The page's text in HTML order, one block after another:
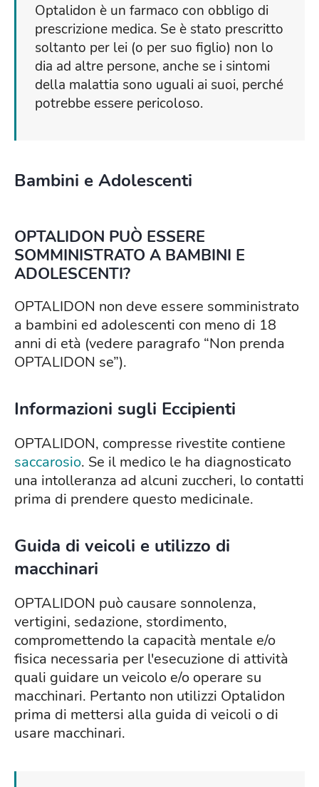
Optalidon è un farmaco con obbligo di
prescrizione medica. Se è stato prescritto
soltanto per lei (o per suo figlio) non lo
dia ad altre persone, anche se i sintomi
della malattia sono uguali ai suoi, perché
potrebbe essere pericoloso.
Bambini e Adolescenti
OPTALIDON PUÒ ESSERE
SOMMINISTRATO A BAMBINI E
ADOLESCENTI?
OPTALIDON non deve essere somministrato
a bambini ed adolescenti con meno di 18
anni di età (vedere paragrafo “Non prenda
OPTALIDON se”).
Informazioni sugli Eccipienti
OPTALIDON, compresse rivestite contiene
saccarosio. Se il medico le ha diagnosticato
una intolleranza ad alcuni zuccheri, lo contatti
prima di prendere questo medicinale.
Guida di veicoli e utilizzo di
macchinari
OPTALIDON può causare sonnolenza,
vertigini, sedazione, stordimento,
compromettendo la capacità mentale e/o
fisica necessaria per l'esecuzione di attività
quali guidare un veicolo e/o operare su
macchinari. Pertanto non utilizzi Optalidon
prima di mettersi alla guida di veicoli o di
usare macchinari.